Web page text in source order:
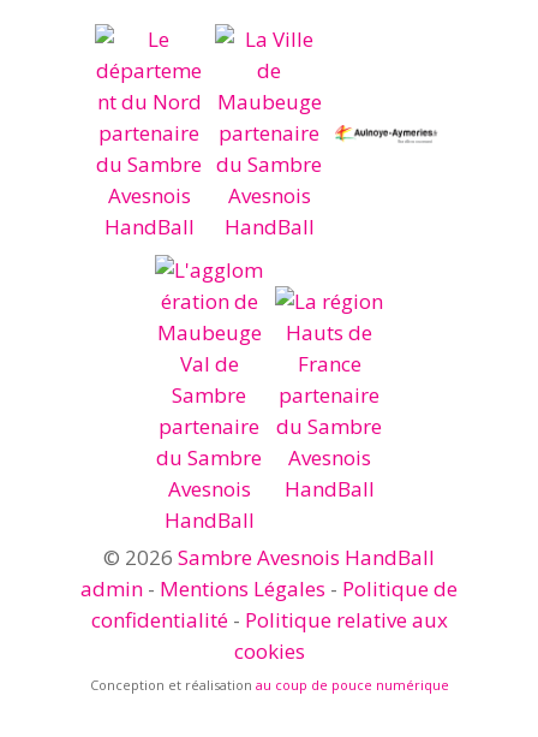
© 2026 Sambre Avesnois HandBall
admin - Mentions Légales - Politique de
confidentialité- Politique relative aux
cookies
Conception et réalisation au coup de pouce numérique